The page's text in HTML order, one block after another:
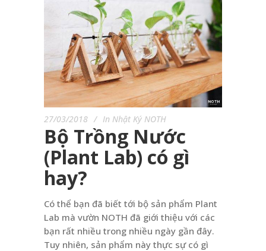
27/03/2018 In Nhật Ký NOTH
Bộ Trồng Nước
(Plant Lab) có gì
hay?
Có thể bạn đã biết tới bộ sản phẩm Plant
Lab mà vườn NOTH đã giới thiệu với các
bạn rất nhiều trong nhiều ngày gần đây.
Tuy nhiên, sản phẩm này thực sự có gì